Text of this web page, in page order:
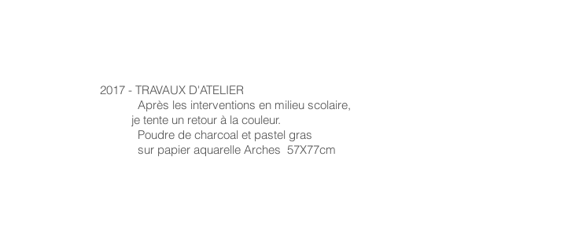
2017 - TRAVAUX D'ATELIER​
Après les interventions en milieu scolaire,
je tente un retour à la couleur.
Poudre de charcoal et pastel gras
sur papier aquarelle Arches 57X77cm